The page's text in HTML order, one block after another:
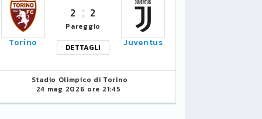
Torino
2 2
Pareggio
DETTAGLI
Juventus
Stadio Olimpico di Torino
24 mag 2026 ore 21:45